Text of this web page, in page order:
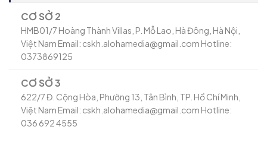
CƠ SỞ 2
HMB01/7 Hoàng Thành Villas, P. Mỗ Lao, Hà Đông, Hà Nội,
Việt Nam Email: cskh.alohamedia@gmail.com Hotline:
0373869125
CƠ SỞ 3
622/7 Đ. Cộng Hòa, Phường 13, Tân Bình, TP. Hồ Chí Minh,
Việt Nam Email: cskh.alohamedia@gmail.com Hotline:
036 692 4555